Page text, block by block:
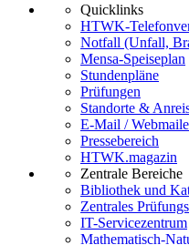
Quicklinks
HTWK-
Notfall (Unfall,
Mensa-Speiseplan
Stundenpläne
Prüfungen
Standorte &
E-Mail /
Pressebereich
HTWK.magazin
Zentrale Bereiche
Bibliothek und
Zentrales
IT-Servicezentrum
Mathematisch-